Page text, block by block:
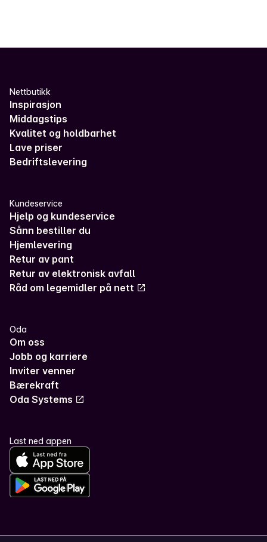
Nettbutikk
Inspirasjon
Middagstips
Kvalitet og holdbarhet
Lave priser
Bedriftslevering
Kundeservice
Hjelp og kundeservice
Sånn bestiller du
Hjemlevering
Retur av pant
Retur av elektronisk avfall
Råd om legemidler på nett
Oda
Om oss
Jobb og karriere
Inviter venner
Bærekraft
Oda Systems
Last ned appen